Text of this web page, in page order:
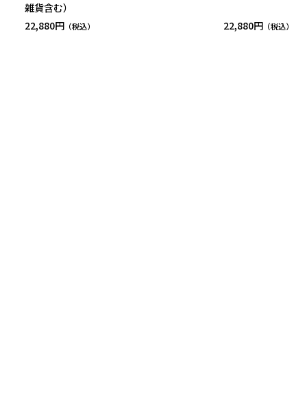
雑貨含む）
22,880円
22,880円